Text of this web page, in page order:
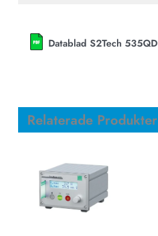
Datablad S2Tech 535QD
Relaterade Produkter